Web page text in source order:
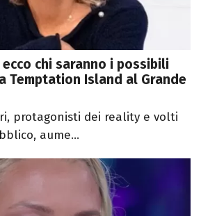
ecco chi saranno i possibili
Temptation Island al Grande
protagonisti dei reality e volti
aume...